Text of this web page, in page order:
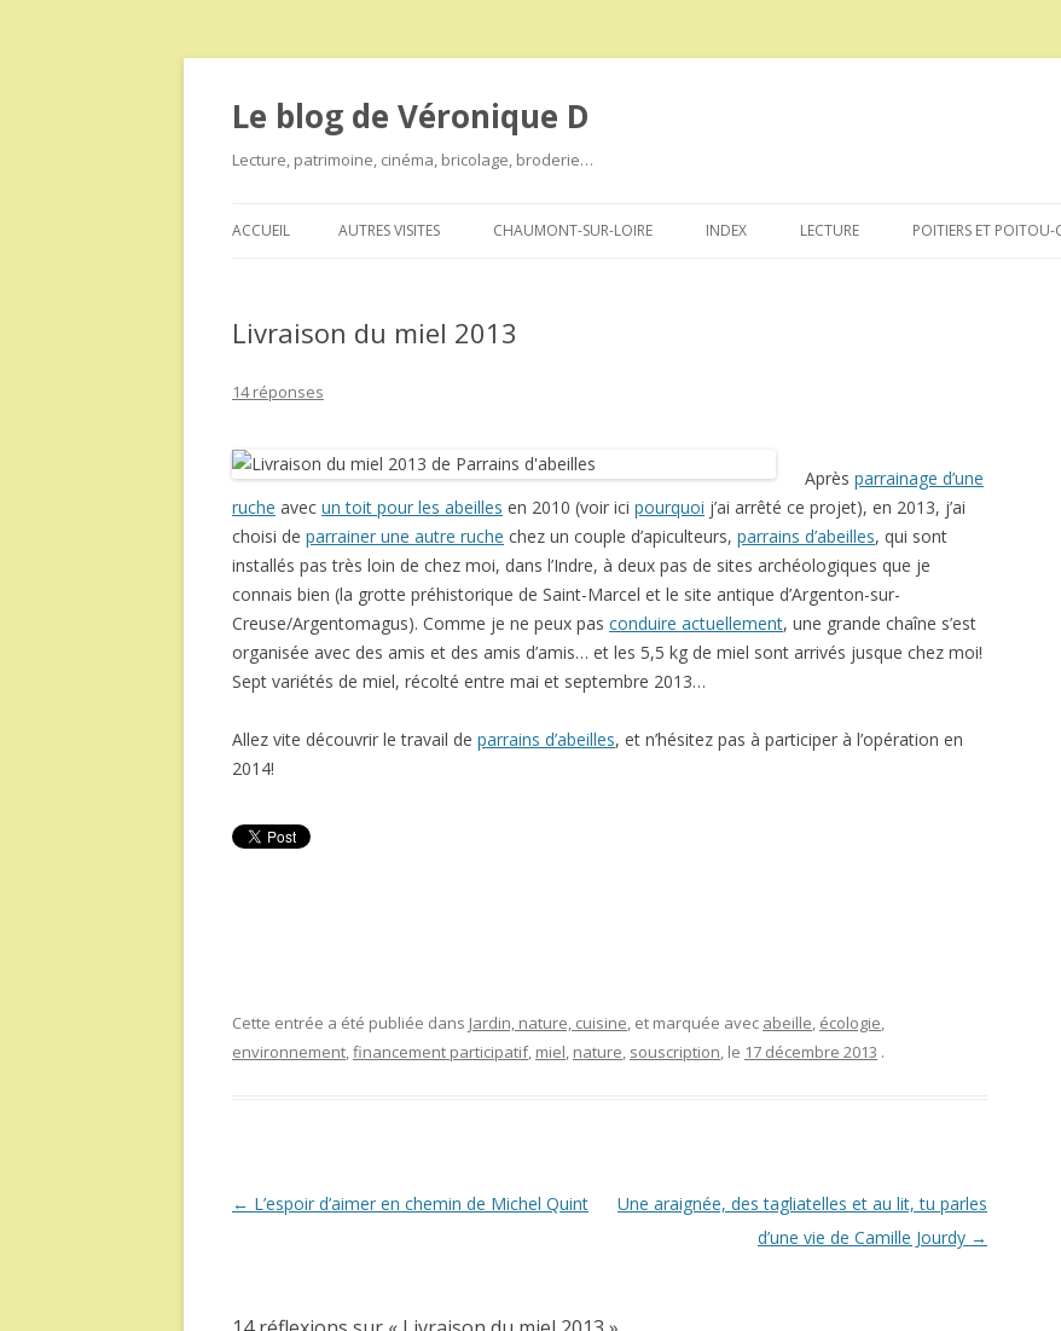
Le blog de Véronique D
Lecture, patrimoine, cinéma, bricolage, broderie…
au
ACCUEIL AUTRES VISITES CHAUMONT-SUR-LOIRE INDEX LECTURE POITIERS ET POITOU-
Livraison du miel 2013
14 réponses
Après parrainage d’une
ruche avec un toit pour les abeilles en 2010 (voir ici pourquoi j’ai arrêté ce projet), en 2013, j’ai
choisi de parrainer une autre ruche chez un couple d’apiculteurs, parrains d’abeilles, qui sont
installés pas très loin de chez moi, dans l’Indre, à deux pas de sites archéologiques que je
connais bien (la grotte préhistorique de Saint-Marcel et le site antique d’Argenton-sur-
Creuse/Argentomagus). Comme je ne peux pas conduire actuellement, une grande chaîne s’est
organisée avec des amis et des amis d’amis… et les 5,5 kg de miel sont arrivés jusque chez moi!
Sept variétés de miel, récolté entre mai et septembre 2013…
Allez vite découvrir le travail de parrains d’abeilles, et n’hésitez pas à participer à l’opération en
2014!
Cette entrée a été publiée dans Jardin, nature, cuisine, et marquée avec abeille, écologie,
environnement,financement participatif, miel, nature, souscription, le 17 décembre 2013 .
Navigation
← L’espoir d’aimer en chemin de Michel Quint
Une araignée, des tagliatelles et au lit, tu parles
d’une vie de Camille Jourdy →